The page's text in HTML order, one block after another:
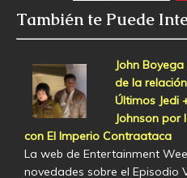
También te Puede
John
de la
Últimos Jedi
Johnson por
con El Imperio Contraataca
La web de Entertainment
novedades sobre el Episodio